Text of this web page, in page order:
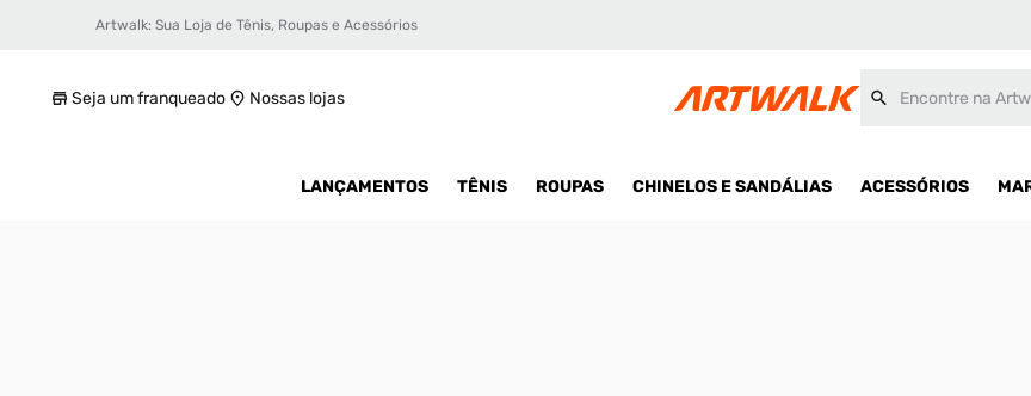
Artwalk: Sua Loja de Tênis, Roupas e Acessórios
Seja um franqueado Nossas lojas
LANÇAMENTOS TÊNIS ROUPAS CHINELOS E SANDÁLIAS ACESSÓRIOS
Tênis Air Jordan 1 Retro High Masculino